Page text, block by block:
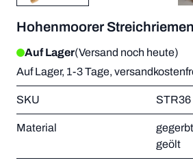
Hohenmoorer
Auf Lager(Versand noch heute)
Auf Lager, 1-3 Tage,
SKU STR36
Material
geölt